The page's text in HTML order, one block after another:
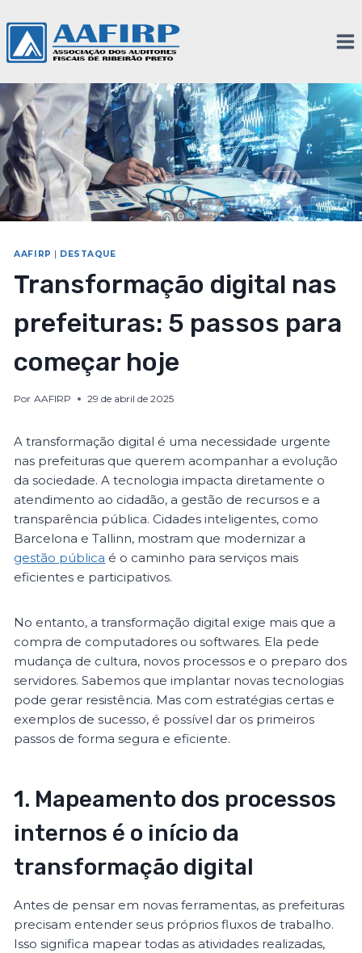
AAFIRP DESTAQUE
Transformação digital nas
prefeituras: 5 passos para
começar hoje
Por AAFIRP 29 de abril de 2025
A transformação digital é uma necessidade urgente
nas prefeituras que querem acompanhar a evolução
da sociedade. A tecnologia impacta diretamente o
atendimento ao cidadão, a gestão de recursos e a
transparência pública. Cidades inteligentes, como
Barcelona e Tallinn, mostram que modernizar a
gestão pública é o caminho para serviços mais
eficientes e participativos.
No entanto, a transformação digital exige mais que a
compra de computadores ou softwares. Ela pede
mudança de cultura, novos processos e o preparo dos
servidores. Sabemos que implantar novas tecnologias
pode gerar resistência. Mas com estratégias certas e
exemplos de sucesso, é possível dar os primeiros
passos de forma segura e eficiente.
1. Mapeamento dos processos
internos é o início da
transformação digital
Antes de pensar em novas ferramentas, as prefeituras
precisam entender seus próprios fluxos de trabalho.
Isso significa mapear todas as atividades realizadas,